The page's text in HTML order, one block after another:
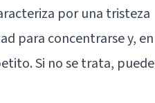
por una tristeza
para concentrarse y, en
Si no se trata, puede